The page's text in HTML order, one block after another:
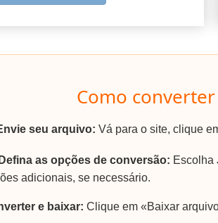
Como converter
seu arquivo: Vá para o site, clique
Defina as opções de conversão: Escolha
adicionais, se necessário.
e baixar: Clique em «Baixar